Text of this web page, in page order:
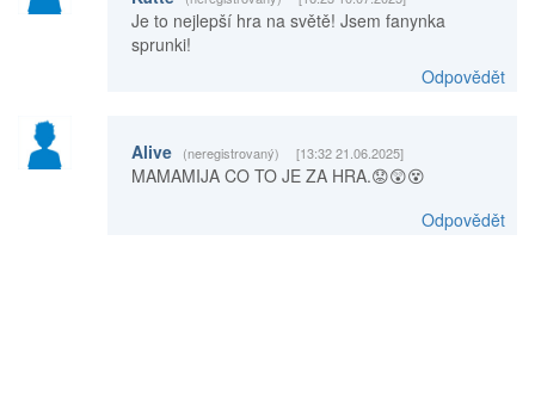
Je to nejlepší hra na světě! Jsem fanynka
sprunki!
Odpovědět
Alive (neregistrovaný) [13:32 21.06.2025]
MAMAMIJA CO TO JE ZA HRA.😟😲😵
Odpovědět